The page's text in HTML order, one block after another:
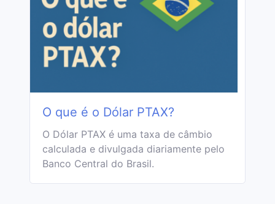
O que é o Dólar PTAX?
O Dólar PTAX é uma taxa de câmbio
calculada e divulgada diariamente pelo
Banco Central do Brasil.